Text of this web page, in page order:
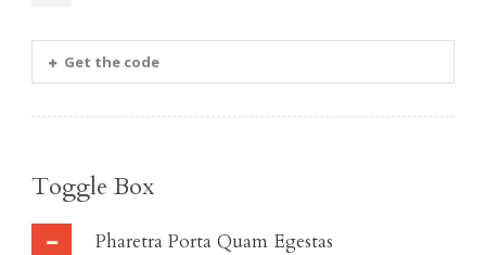
Get the code
Toggle Box
Pharetra Porta Quam Egestas